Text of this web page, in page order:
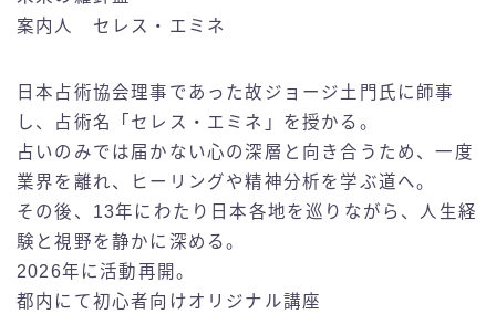
案内人 セレス・エミネ
日本占術協会理事であった故ジョージ土門氏に師事
し、占術名「セレス・エミネ」を授かる。
占いのみでは届かない心の深層と向き合うため、一度
業界を離れ、ヒーリングや精神分析を学ぶ道へ。
その後、13年にわたり日本各地を巡りながら、人生経
験と視野を静かに深める。
2026年に活動再開。
都内にて初心者向けオリジナル講座